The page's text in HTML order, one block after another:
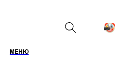
МЕНЮ